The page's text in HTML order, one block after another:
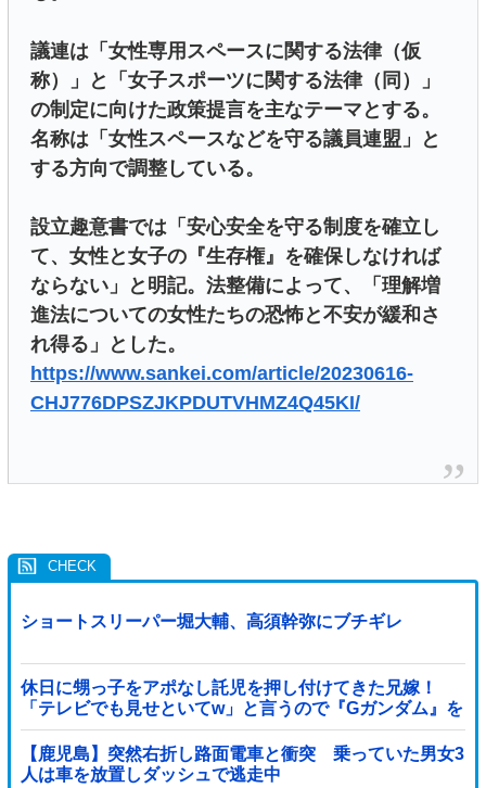
議連は「女性専用スペースに関する法律（仮
称）」と「女子スポーツに関する法律（同）」
の制定に向けた政策提言を主なテーマとする。
名称は「女性スペースなどを守る議員連盟」と
する方向で調整している。
設立趣意書では「安心安全を守る制度を確立し
て、女性と女子の『生存権』を確保しなければ
ならない」と明記。法整備によって、「理解増
進法についての女性たちの恐怖と不安が緩和さ
れ得る」とした。
https://www.sankei.com/article/20230616-
CHJ776DPSZJKPDUTVHMZ4Q45KI/
ショートスリーパー堀大輔、高須幹弥にブチギレ
休日に甥っ子をアポなし託児を押し付けてきた兄嫁！
「テレビでも見せといてw」と言うので『Gガンダム』を
一気見させた結果……甥っ子が重度の中二病を発症して
家で大暴れｗｗ
【鹿児島】突然右折し路面電車と衝突 乗っていた男女3
人は車を放置しダッシュで逃走中